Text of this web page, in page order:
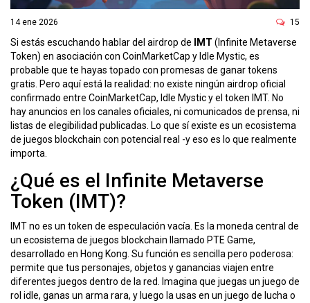
14 ene 2026 15
Si estás escuchando hablar del airdrop de IMT (Infinite Metaverse
Token) en asociación con CoinMarketCap y Idle Mystic, es
probable que te hayas topado con promesas de ganar tokens
gratis. Pero aquí está la realidad: no existe ningún airdrop oficial
confirmado entre CoinMarketCap, Idle Mystic y el token IMT. No
hay anuncios en los canales oficiales, ni comunicados de prensa, ni
listas de elegibilidad publicadas. Lo que sí existe es un ecosistema
de juegos blockchain con potencial real -y eso es lo que realmente
importa.
¿Qué es el Infinite Metaverse
Token (IMT)?
IMT no es un token de especulación vacía. Es la moneda central de
un ecosistema de juegos blockchain llamado PTE Game,
desarrollado en Hong Kong. Su función es sencilla pero poderosa:
permite que tus personajes, objetos y ganancias viajen entre
diferentes juegos dentro de la red. Imagina que juegas un juego de
rol idle, ganas un arma rara, y luego la usas en un juego de lucha o